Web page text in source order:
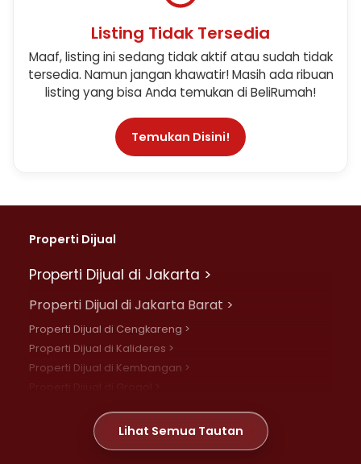
Listing Tidak Tersedia
Maaf, listing ini sedang tidak aktif atau sudah tidak
tersedia. Namun jangan khawatir! Masih ada ribuan
listing yang bisa Anda temukan di BeliRumah!
Temukan Disini!
Properti Dijual
Properti Dijual di Jakarta >
Properti Dijual di Jakarta Barat >
Properti Dijual di Cengkareng >
Properti Dijual di Kalideres >
Properti Dijual di Kembangan >
Properti Dijual di Meruya >
Properti Dijual di Jelambar >
Lihat Semua Tautan